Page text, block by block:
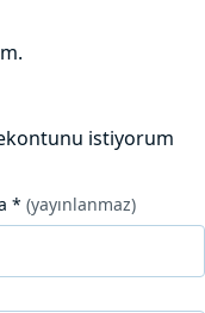
istiyorum
* (yayınlanmaz)